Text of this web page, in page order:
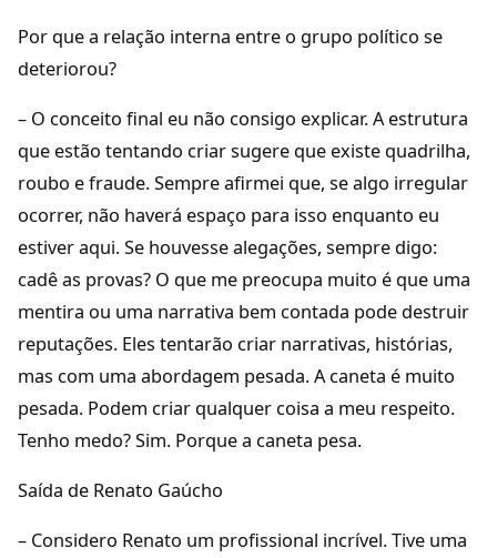
Por que a relação interna entre o grupo político se
deteriorou?
– O conceito final eu não consigo explicar. A estrutura
que estão tentando criar sugere que existe quadrilha,
roubo e fraude. Sempre afirmei que, se algo irregular
ocorrer, não haverá espaço para isso enquanto eu
estiver aqui. Se houvesse alegações, sempre digo:
cadê as provas? O que me preocupa muito é que uma
mentira ou uma narrativa bem contada pode destruir
reputações. Eles tentarão criar narrativas, histórias,
mas com uma abordagem pesada. A caneta é muito
pesada. Podem criar qualquer coisa a meu respeito.
Tenho medo? Sim. Porque a caneta pesa.
Saída de Renato Gaúcho
– Considero Renato um profissional incrível. Tive uma